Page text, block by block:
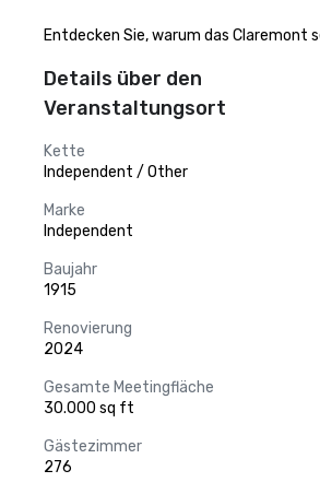
Entdecken Sie, warum das
Details über den
Veranstaltungsort
Kette
Independent / Other
Marke
Independent
Baujahr
1915
Renovierung
2024
Gesamte Meetingfläche
30.000 sq ft
Gästezimmer
276